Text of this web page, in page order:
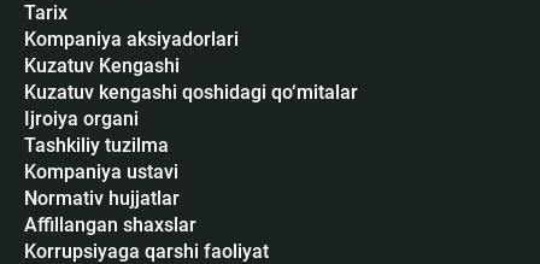
Tarix
Kompaniya aksiyadorlari
Kuzatuv Kengashi
Kuzatuv kengashi qoshidagi qo‘mitalar
Ijroiya organi
Tashkiliy tuzilma
Kompaniya ustavi
Normativ hujjatlar
Affillangan shaxslar
Korrupsiyaga qarshi faoliyat